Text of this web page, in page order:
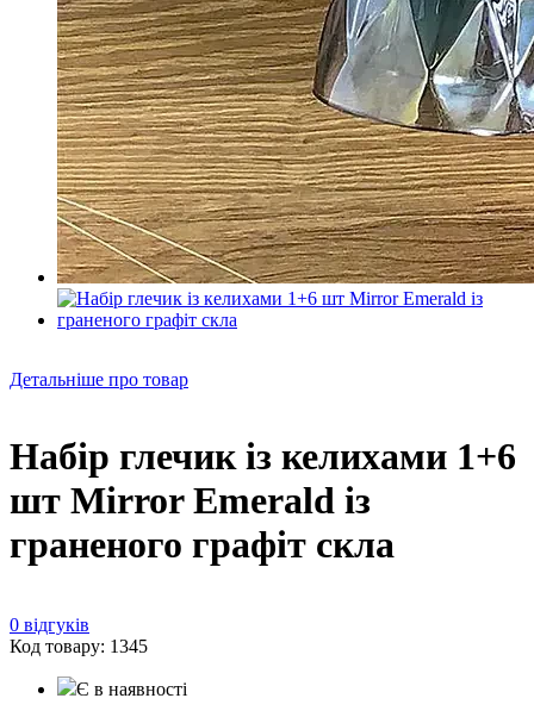
Детальніше про товар
Набір глечик із келихами 1+6
шт Mirror Emerald із
граненого графіт скла
0 відгуків
Код товару: 1345
Є в наявності